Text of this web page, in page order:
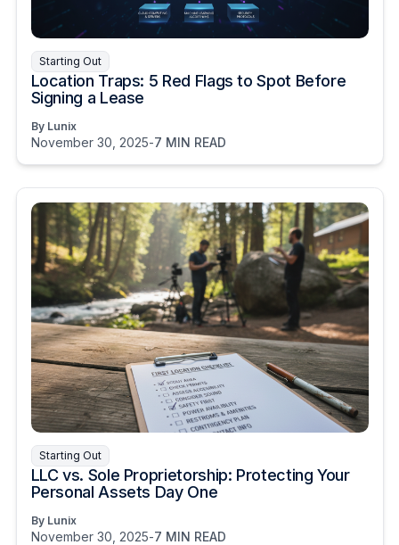
Starting Out
Location Traps: 5 Red Flags to Spot Before
Signing a Lease
By Lunix
November 30, 2025-7 MIN READ
Starting Out
LLC vs. Sole Proprietorship: Protecting Your
Personal Assets Day One
By Lunix
November 30, 2025-7 MIN READ